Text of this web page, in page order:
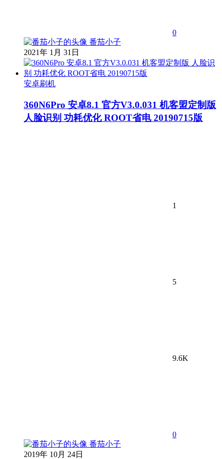
0
番茄小子
2021年 1月 31日
安卓刷机
360N6Pro 安卓8.1 官方V3.0.031 机客盟定制版
人脸识别 功耗优化 ROOT省电 20190715版
1
5
9.6K
0
番茄小子
2019年 10月 24日